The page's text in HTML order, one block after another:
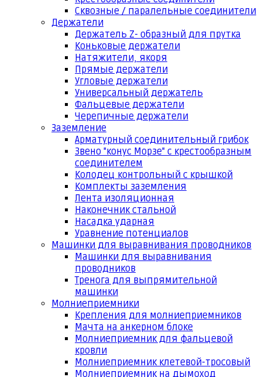
Сквозные / паралельные соединители
Держатели
Держатель Z- образный для прутка
Коньковые держатели
Натяжители, якоря
Прямые держатели
Угловые держатели
Универсальный держатель
Фальцевые держатели
Черепичные держатели
Заземление
Арматурный соединительный грибок
Звено "конус Морзе" с крестообразным
соединителем
Колодец контрольный с крышкой
Комплекты заземления
Лента изоляционная
Наконечник стальной
Насадка ударная
Уравнение потенциалов
Машинки для выравнивания проводников
Машинки для выравнивания
проводников
Тренога для выпрямительной
машинки
Молниеприемники
Крепления для молниеприемников
Мачта на анкерном блоке
Молниеприемник для фальцевой
кровли
Молниеприемник клетевой-тросовый
Молниеприемник на дымоход